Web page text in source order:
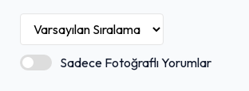
Sadece Fotoğraflı Yorumlar